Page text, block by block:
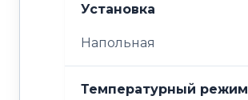
Установка
Напольная
Температурный режим